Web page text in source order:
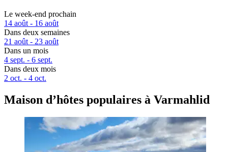
Le week-end prochain
14 août - 16 août
Dans deux semaines
21 août - 23 août
Dans un mois
4 sept. - 6 sept.
Dans deux mois
2 oct. - 4 oct.
Maison d’hôtes populaires à Varmahlid